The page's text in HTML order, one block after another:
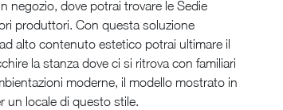
negozio, dove potrai trovare le Sedie
produttori. Con questa soluzione
alto contenuto estetico potrai ultimare il
la stanza dove ci si ritrova con familiari
moderne, il modello mostrato in
un locale di questo stile.